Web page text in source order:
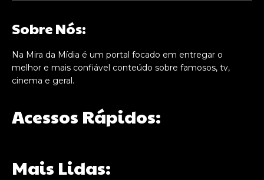
Sobre Nós:
Na Mira da Mídia é um portal focado em entregar o
melhor e mais confiável conteúdo sobre famosos, tv,
cinema e geral.
Acessos Rápidos:
Mais Lidas: